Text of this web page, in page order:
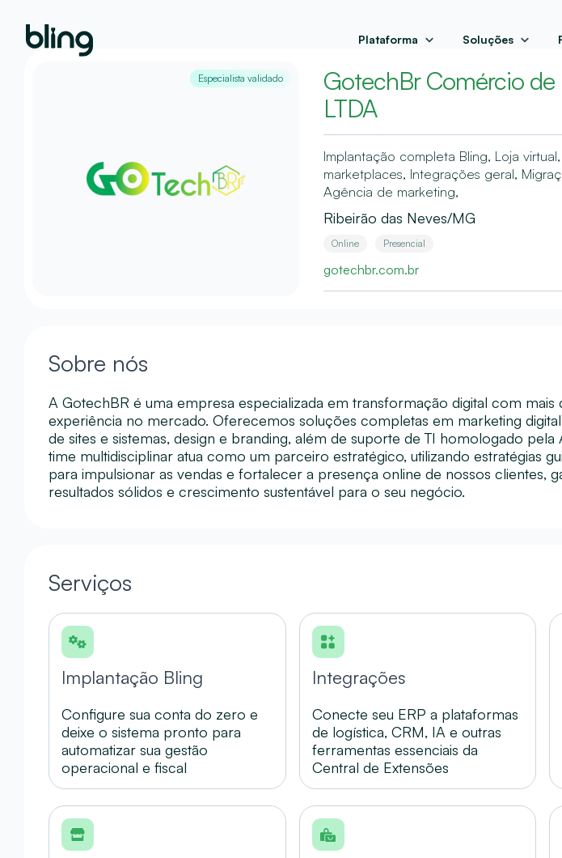
Plataforma Soluções
Especialista validado
GotechBr Comércio
LTDA
Implantação completa Bling, Loja
marketplaces, Integrações geral,
Agência de marketing,
Ribeirão das Neves/MG
Online Presencial
gotechbr.com.br
Sobre nós
A GotechBR é uma empresa especializada em transformação digital com mais
experiência no mercado. Oferecemos soluções completas em marketing
de sites e sistemas, design e branding, além de suporte de TI homologado pela
time multidisciplinar atua como um parceiro estratégico, utilizando estratégias
para impulsionar as vendas e fortalecer a presença online de nossos clientes,
resultados sólidos e crescimento sustentável para o seu negócio.
Serviços
Implantação Bling
Configure sua conta do zero e
deixe o sistema pronto para
automatizar sua gestão
operacional e fiscal
Integrações
Conecte seu ERP a plataformas
de logística, CRM, IA e outras
ferramentas essenciais da
Central de Extensões